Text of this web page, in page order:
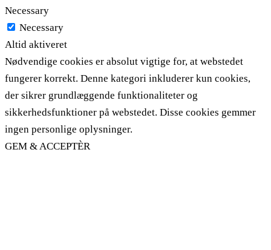
Necessary
Necessary
Altid aktiveret
Nødvendige cookies er absolut vigtige for, at webstedet
fungerer korrekt. Denne kategori inkluderer kun cookies,
der sikrer grundlæggende funktionaliteter og
sikkerhedsfunktioner på webstedet. Disse cookies gemmer
ingen personlige oplysninger.
GEM & ACCEPTÈR